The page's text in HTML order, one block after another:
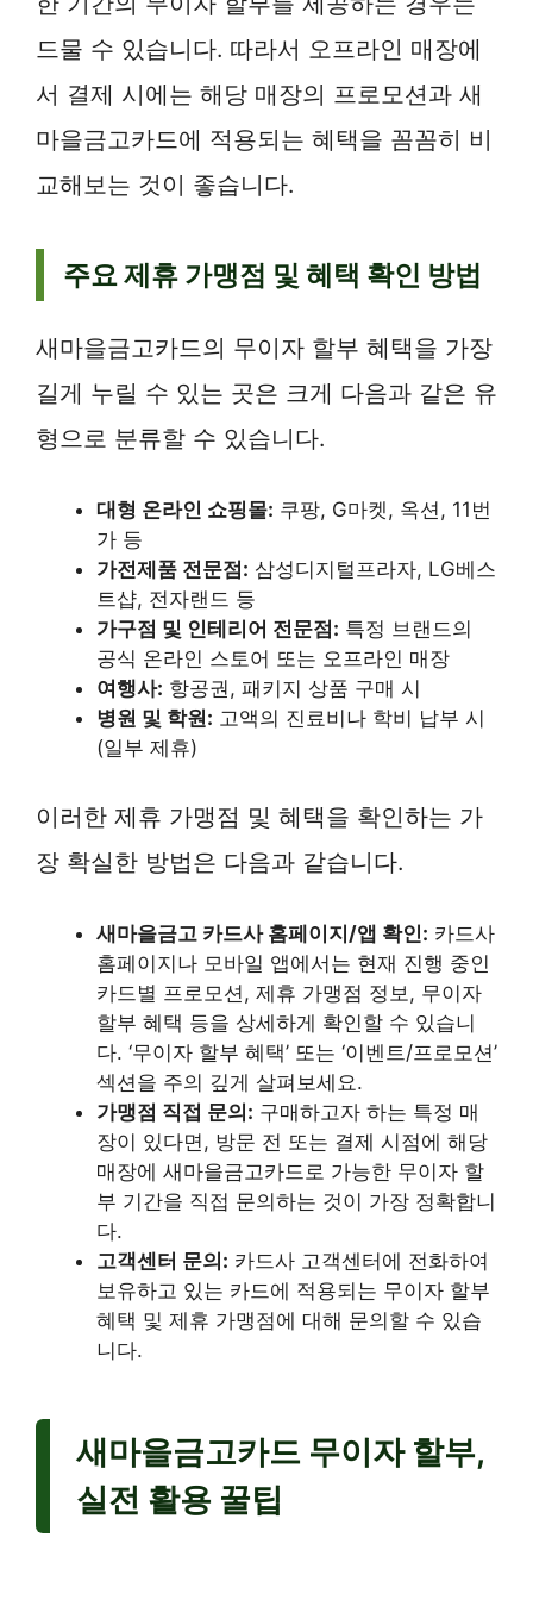
드물 수 있습니다. 따라서 오프라인 매장에
서 결제 시에는 해당 매장의 프로모션과 새
마을금고카드에 적용되는 혜택을 꼼꼼히 비
교해보는 것이 좋습니다.
주요 제휴 가맹점 및 혜택 확인 방법
새마을금고카드의 무이자 할부 혜택을 가장
길게 누릴 수 있는 곳은 크게 다음과 같은 유
형으로 분류할 수 있습니다.
대형 온라인 쇼핑몰: 쿠팡, G마켓, 옥션, 11번
가 등
가전제품 전문점: 삼성디지털프라자, LG베스
트샵, 전자랜드 등
가구점 및 인테리어 전문점: 특정 브랜드의
공식 온라인 스토어 또는 오프라인 매장
여행사: 항공권, 패키지 상품 구매 시
병원 및 학원: 고액의 진료비나 학비 납부 시
(일부 제휴)
이러한 제휴 가맹점 및 혜택을 확인하는 가
장 확실한 방법은 다음과 같습니다.
새마을금고 카드사 홈페이지/앱 확인: 카드사
홈페이지나 모바일 앱에서는 현재 진행 중인
카드별 프로모션, 제휴 가맹점 정보, 무이자
할부 혜택 등을 상세하게 확인할 수 있습니
다. ‘무이자 할부 혜택’ 또는 ‘이벤트/프로모션’
섹션을 주의 깊게 살펴보세요.
가맹점 직접 문의: 구매하고자 하는 특정 매
장이 있다면, 방문 전 또는 결제 시점에 해당
매장에 새마을금고카드로 가능한 무이자 할
부 기간을 직접 문의하는 것이 가장 정확합니
다.
고객센터 문의: 카드사 고객센터에 전화하여
보유하고 있는 카드에 적용되는 무이자 할부
혜택 및 제휴 가맹점에 대해 문의할 수 있습
니다.
새마을금고카드 무이자 할부,
실전 활용 꿀팁